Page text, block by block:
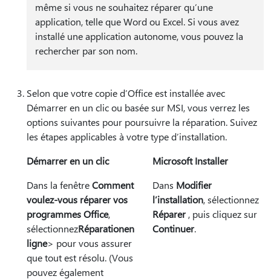
même si vous ne souhaitez réparer qu’une
application, telle que Word ou Excel. Si vous avez
installé une application autonome, vous pouvez la
rechercher par son nom.
Selon que votre copie d’Office est installée avec
Démarrer en un clic ou basée sur MSI, vous verrez les
options suivantes pour poursuivre la réparation. Suivez
les étapes applicables à votre type d’installation.
Démarrer en un clic
Dans la fenêtreComment
voulez-vous réparer vos
programmes Office,
sélectionnezRéparationen
ligne> pour vous assurer
que tout est résolu. (Vous
pouvez également
Microsoft Installer
Dans Modifier
l’installation, sélectionnez
Réparer, puis cliquez sur
Continuer.